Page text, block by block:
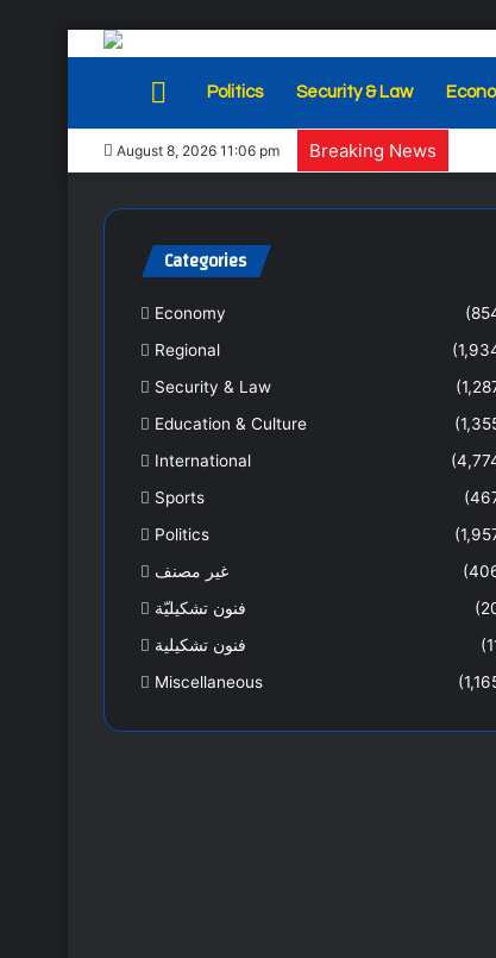
HomePolitics Security & Law
August 8, 2026 11:06 pm Breaking News
Categories
Economy
Regional
Security & Law
Education & Culture
International
Sports
Politics
غير مصنف
فنون تشكيليّة
فنون تشكيلية
Miscellaneous